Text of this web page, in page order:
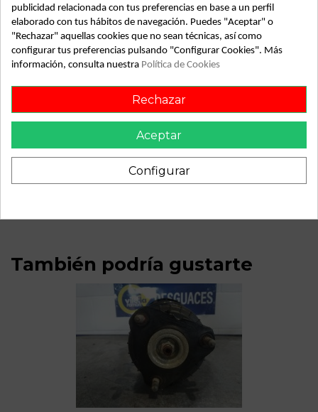
SubAlmacén
361
SubSubAlmacén
100028967
Fecha disponible: 2022-08-22
Recambio de mando climatizador para honda civic berlina 5
(fk) | 0.05 - ... | 0.05 - ... referencia OEM IAM 79600SMGG4
También podría gustarte
publicidad relacionada con tus preferencias en base a un perfil
elaborado con tus hábitos de navegación. Puedes "Aceptar" o
"Rechazar" aquellas cookies que no sean técnicas, así como
configurar tus preferencias pulsando "Configurar Cookies". Más
información, consulta nuestra Política de Cookies
Rechazar
Aceptar
Configurar